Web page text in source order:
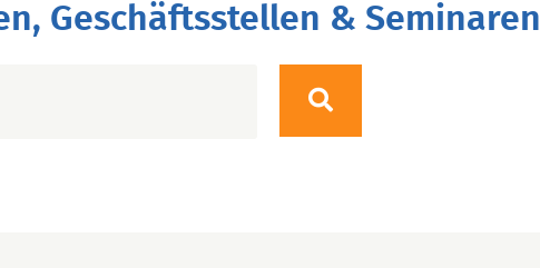
Geschäftsstellen & Seminaren